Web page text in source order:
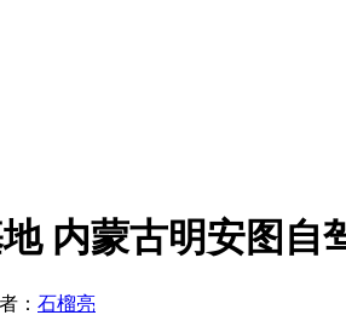
内蒙古明安图自
： 石榴亮